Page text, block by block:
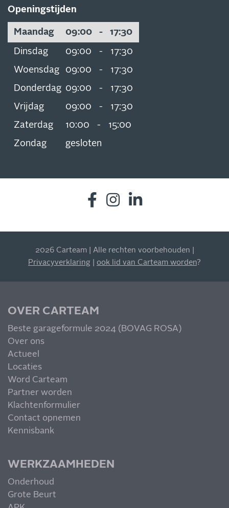
Openingstijden
Maandag 09:00 - 17:30
Dinsdag 09:00 -
17:30
Woensdag
09:00 -
17:30
Donderdag 09:00 -
17:30
Vrijdag
09:00 -
17:30
Zaterdag
10:00 -
15:00
Zondag
gesloten
INSCHRIJVEN NIEUWSBRIEF
2026 Carteam | Alle rechten voorbehouden |
Privacyverklaring
ook lid van Carteam worden?
OVER CARTEAM
Beste garageformule 2024 (BOVAG ROSA)
Over ons
Actueel
Locaties
Word Carteam
Partner worden
Klachtenformulier
Contact opnemen
Kennisbank
WERKZAAMHEDEN
Onderhoud
Grote Beurt